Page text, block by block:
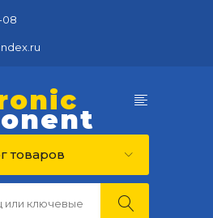
08
товаров